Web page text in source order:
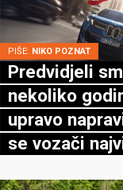
PIŠE: NIKO POZNAT
Predvidjeli
nekoliko
upravo
se vozači